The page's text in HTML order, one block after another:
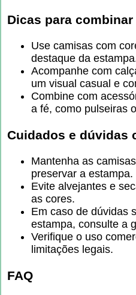
Dicas para combinar
Use camisas com
destaque da
Acompanhe com
um visual casual e
Combine com
a fé, como pulseiras
Cuidados e dúvidas
Mantenha as
preservar a estampa.
Evite alvejantes e
as cores.
Em caso de dúvidas
estampa, consulte a
Verifique o uso
limitações legais.
FAQ